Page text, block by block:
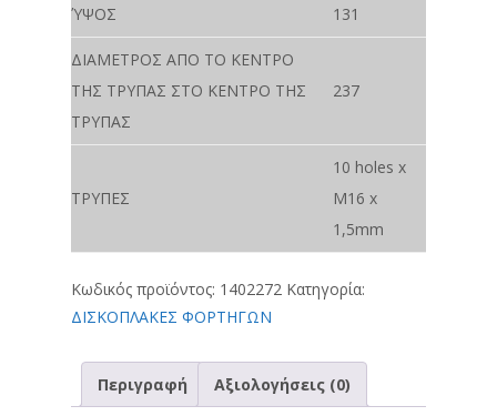
ΎΨΟΣ 131
ΔΙΑΜΕΤΡΟΣ ΑΠΟ ΤΟ ΚΕΝΤΡΟ
ΤΗΣ ΤΡΥΠΑΣ ΣΤΟ ΚΕΝΤΡΟ ΤΗΣ
ΤΡΥΠΑΣ
237
ΤΡΥΠΕΣ
10 holes x
M16 x
1,5mm
Κωδικός προϊόντος: 1402272 Κατηγορία:
ΔΙΣΚΟΠΛΑΚΕΣ ΦΟΡΤΗΓΩΝ
Περιγραφή Αξιολογήσεις (0)